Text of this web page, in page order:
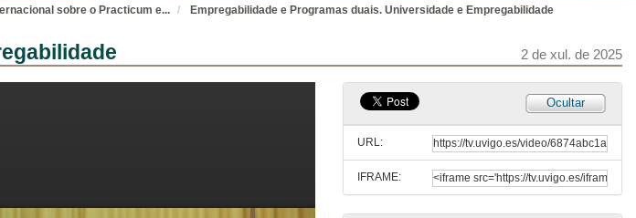
sobre o Practicum e... Empregabilidade e Programas duais. Universidade e Empregabilidade
2 de xul. de 2025
Ocultar
URL:
IFRAME:
2 de xul. de 2025
Practicum e empregabilidade
Conferencia inaugural
Quenda de preguntas. Practicum e empregabilidade
2 de xul. de 2025